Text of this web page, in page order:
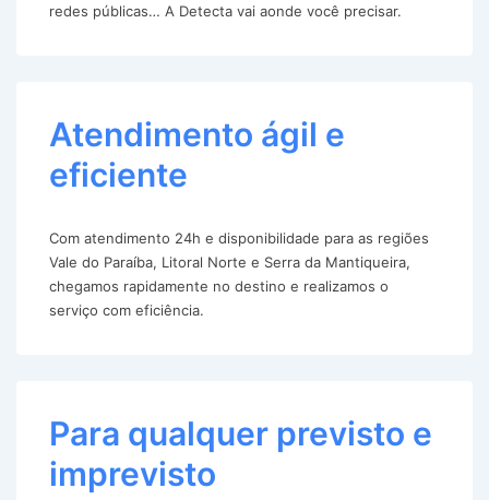
redes públicas… A Detecta vai aonde você precisar.
Atendimento ágil e
eficiente
Com atendimento 24h e disponibilidade para as regiões
Vale do Paraíba, Litoral Norte e Serra da Mantiqueira,
chegamos rapidamente no destino e realizamos o
serviço com eficiência.
Para qualquer previsto e
imprevisto